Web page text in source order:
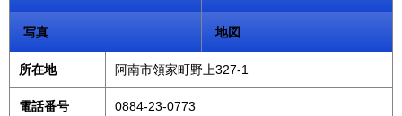
写真 地図
所在地 阿南市領家町野上327-1
電話番号 0884-23-0773